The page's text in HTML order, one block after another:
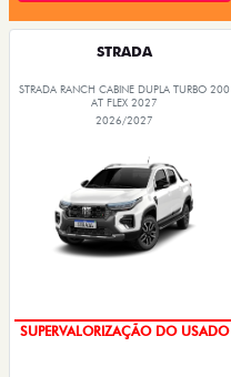
STRADA
STRADA RANCH CABINE DUPLA TURBO 200
AT FLEX 2027
2026/2027
SUPERVALORIZAÇÃO DO USADO